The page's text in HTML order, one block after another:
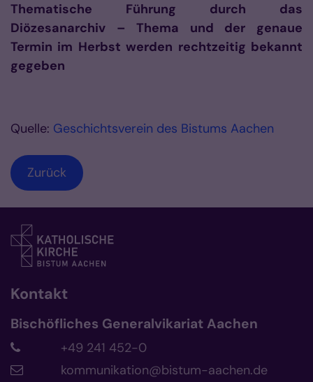
Thematische Führung durch das
Diözesanarchiv – Thema und der genaue
Termin im Herbst werden rechtzeitig bekannt
gegeben
Quelle: Geschichtsverein des Bistums Aachen
Zurück
Kontakt
Bischöfliches Generalvikariat Aachen
+49 241 452-0
kommunikation@bistum-aachen.de